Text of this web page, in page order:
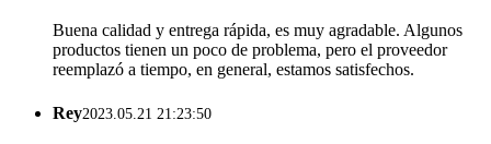
Buena calidad y entrega rápida, es muy agradable. Algunos
productos tienen un poco de problema, pero el proveedor
reemplazó a tiempo, en general, estamos satisfechos.
Rey2023.05.21 21:23:50